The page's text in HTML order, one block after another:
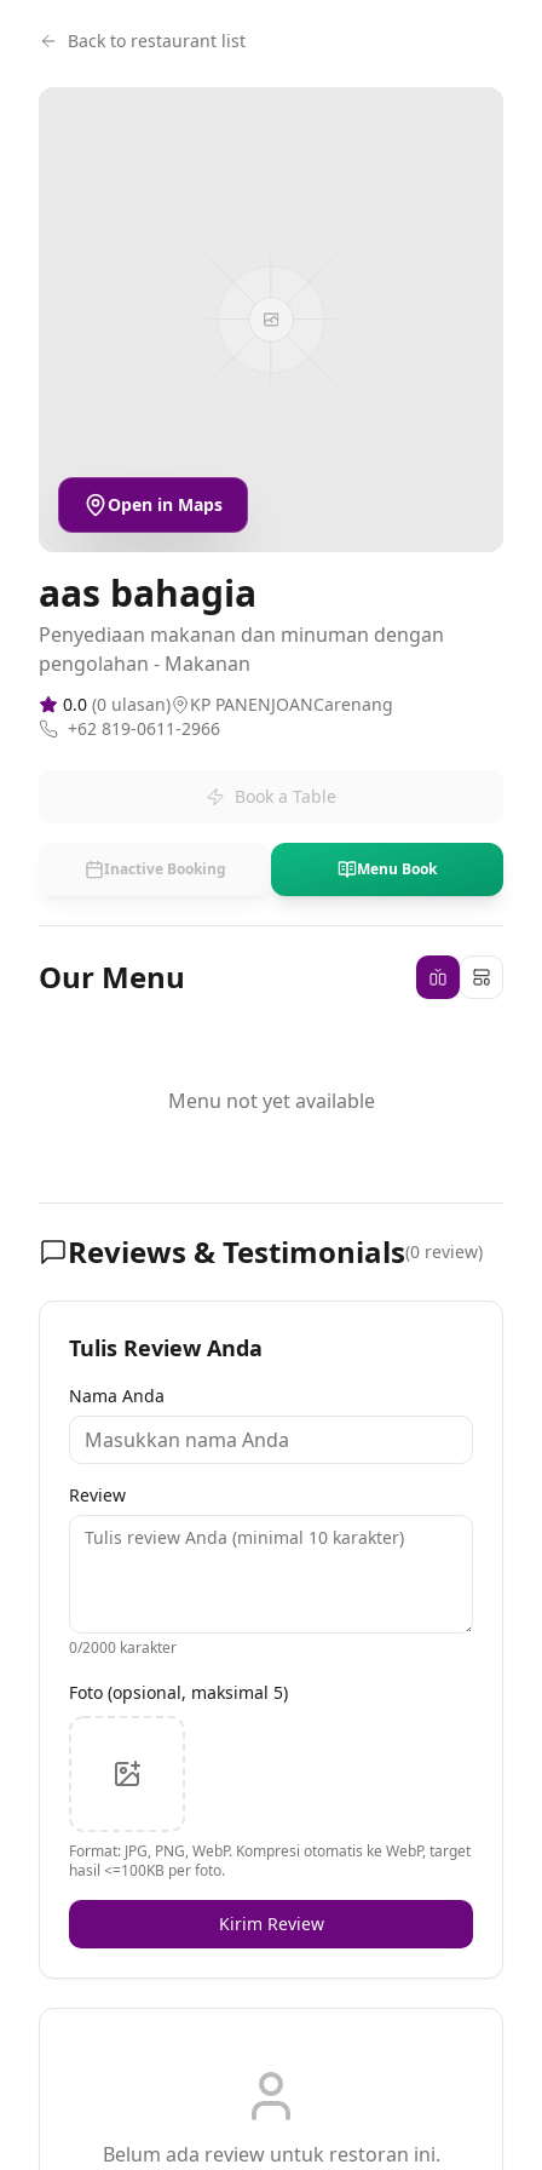
Back to restaurant list
Open in Maps
aas bahagia
Penyediaan makanan dan minuman dengan
pengolahan - Makanan
0.0 (0 ulasan)
KP PANENJOANCarenang
+62 819-0611-2966
Book a Table
Inactive Booking Menu Book
Our Menu
Menu not yet available
Reviews & Testimonials(0 review)
Tulis Review Anda
Nama Anda
Review
0/2000 karakter
Foto (opsional, maksimal 5)
Format: JPG, PNG, WebP. Kompresi otomatis ke WebP, target
hasil <=100KB per foto.
Kirim Review
Belum ada review untuk restoran ini.